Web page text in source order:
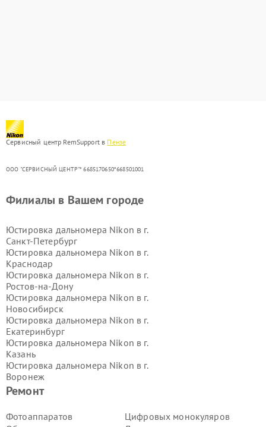
Сервисный центр RemSupport в Пензе
ООО "СЕРВИСНЫЙ ЦЕНТР"* 6685170650*668501001
Ремонт
Фотоаппаратов
Цифровых монокуляров
Филиалы в Вашем городе
Юстировка дальномера Nikon в г.
Санкт-Петербург
Юстировка дальномера Nikon в г.
Краснодар
Юстировка дальномера Nikon в г.
Ростов-на-Дону
Юстировка дальномера Nikon в г.
Новосибирск
Юстировка дальномера Nikon в г.
Екатеринбург
Юстировка дальномера Nikon в г.
Казань
Юстировка дальномера Nikon в г.
Воронеж
Юстировка дальномера Nikon в г.
Юстировка дальномера Nikon в г.
Самара